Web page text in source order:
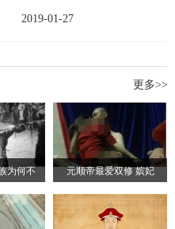
2019-01-27
更多>>
为何不 元顺帝最爱双修 嫔妃